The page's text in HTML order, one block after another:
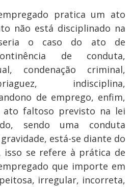
pratica um ato
não está disciplinado na
seria o caso do ato de
de conduta,
condenação criminal,
indisciplina,
de emprego, enfim,
faltoso previsto na lei
sendo uma conduta
está-se diante do
isso se refere à prática de
que importe em
irregular, incorreta,